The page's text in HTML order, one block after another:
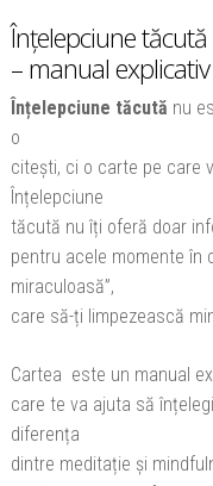
inițial
a
fost:
70,00 lei.
Înțelepciune
– manual
Înțelepciune tăcută nu
o
citești, ci o carte pe care
Înțelepciune
tăcută nu îți oferă doar
pentru acele momente în
miraculoasă”,
care să-ți limpezească
Cartea este un manual
care te va ajuta să
diferența
dintre meditație și